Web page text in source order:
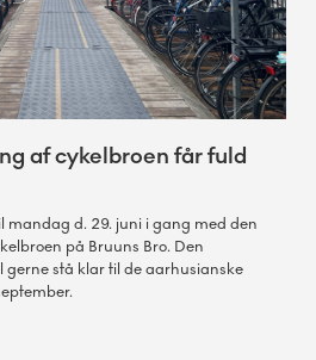
af cykelbroen får fuld
mandag d. 29. juni i gang med den
på Bruuns Bro. Den
gerne stå klar til de aarhusianske